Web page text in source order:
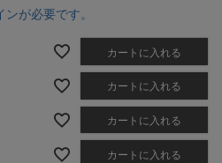
が必要です。
カートに入れる
カートに入れる
カートに入れる
カートに入れる